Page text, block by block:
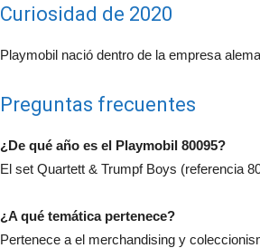
Curiosidad de 2020
Playmobil nació dentro de la empresa
Preguntas frecuentes
¿De qué año es el Playmobil 80095?
El set Quartett & Trumpf Boys (referencia
¿A qué temática pertenece?
Pertenece a el merchandising y